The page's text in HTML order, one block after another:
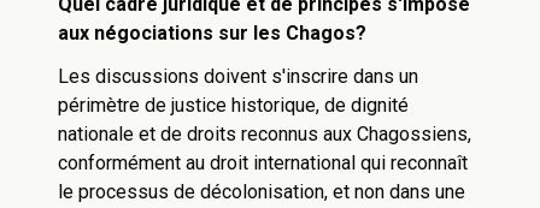
aux négociations sur les Chagos?
Les discussions doivent s'inscrire dans un
périmètre de justice historique, de dignité
nationale et de droits reconnus aux Chagossiens,
conformément au droit international qui reconnaît
le processus de décolonisation, et non dans une